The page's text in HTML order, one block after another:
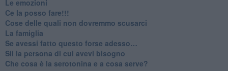
Le emozioni
​Ce la posso fare!!!
​Cose delle quali non dovremmo scusarci
​La famiglia
​Se avessi fatto questo forse adesso…
​Sii la persona di cui avevi bisogno
Che cosa è la serotonina e a cosa serve?